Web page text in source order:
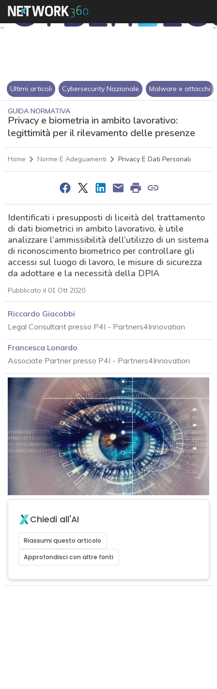
Ultimi articoli Cybersecurity Nazionale Malware e attacchi
GUIDA NORMATIVA
Privacy e biometria in ambito lavorativo:
legittimità per il rilevamento delle presenze
Home Norme E Adeguamenti Privacy E Dati Personali
Identificati i presupposti di liceità del trattamento
di dati biometrici in ambito lavorativo, è utile
analizzare l’ammissibilità dell’utilizzo di un sistema
di riconoscimento biometrico per controllare gli
accessi sul luogo di lavoro, le misure di sicurezza
da adottare e la necessità della DPIA
Pubblicato il 01 Ott 2020
Riccardo Giacobbi
Legal Consultant presso P4I - Partners4Innovation
Francesca Lonardo
Associate Partner presso P4I - Partners4Innovation
Chiedi all'AI
Riassumi questo articolo
Approfondisci con altre fonti